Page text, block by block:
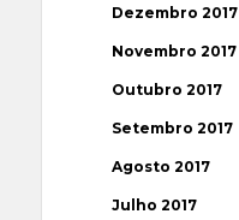
Dezembro 2017
Novembro 2017
Outubro 2017
Setembro 2017
Agosto 2017
Julho 2017